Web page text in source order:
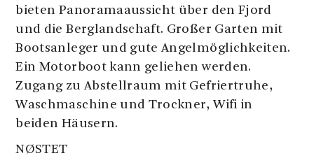
bieten Panoramaaussicht über den Fjord
und die Berglandschaft. Großer Garten mit
Bootsanleger und gute Angelmöglichkeiten.
Ein Motorboot kann geliehen werden.
Zugang zu Abstellraum mit Gefriertruhe,
Waschmaschine und Trockner, Wifi in
beiden Häusern.
NØSTET